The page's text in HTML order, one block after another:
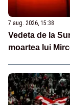
7 aug. 2026, 15:38
Vedeta de la
moartea lui